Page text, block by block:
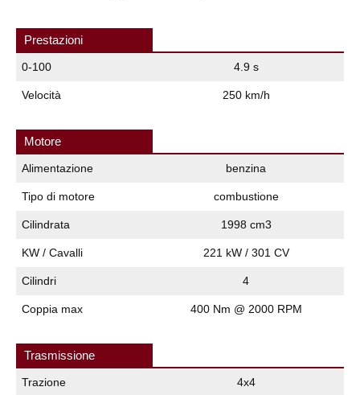
Prestazioni
0-100 4.9 s
Velocità 250 km/h
Motore
Alimentazione benzina
Tipo di motore combustione
Cilindrata 1998 cm3
KW / Cavalli 221 kW / 301 CV
Cilindri 4
Coppia max 400 Nm @ 2000 RPM
Trasmissione
Trazione 4x4